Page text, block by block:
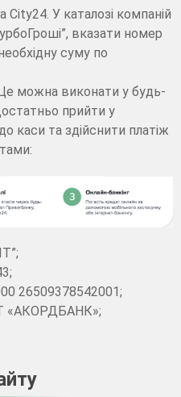
City24. У каталозі компаній
вказати номер
суму по
можна виконати у будь-
прийти у
каси та здійснити платіж
26509378542001;
«АКОРДБАНК»;